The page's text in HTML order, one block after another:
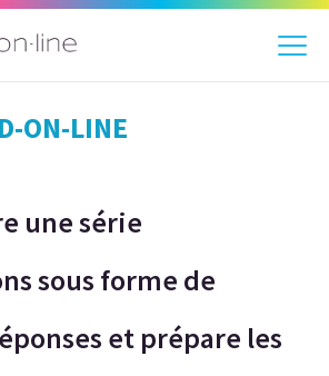
ON-LINE
une série
sous forme de
et prépare les